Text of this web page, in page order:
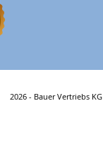
2026 - Bauer Vertriebs KG